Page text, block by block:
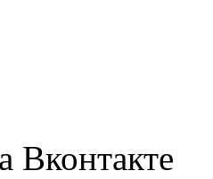
Вконтакте